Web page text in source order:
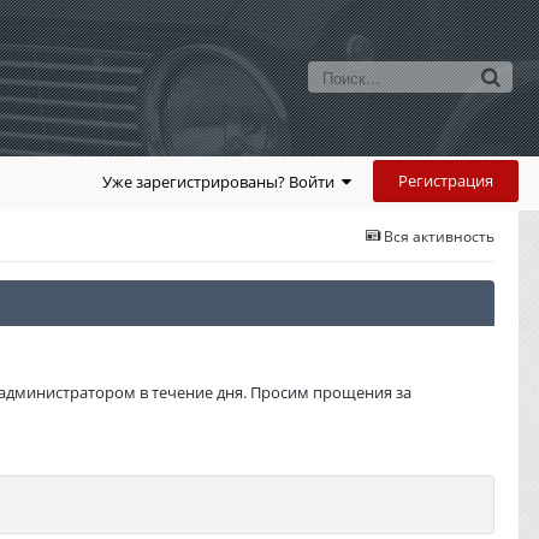
Уже зарегистрированы? Войти Регистрация
Вся активность
в течение дня. Просим прощения за